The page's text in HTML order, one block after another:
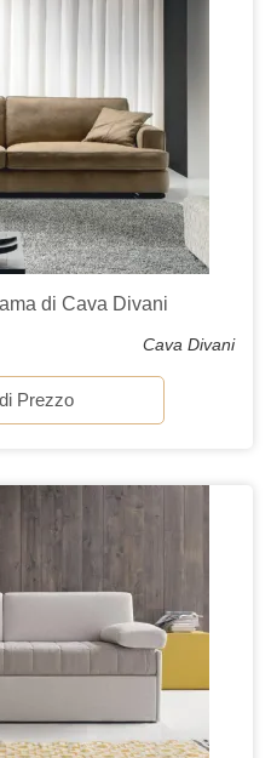
di Cava Divani
Cava Divani
Prezzo